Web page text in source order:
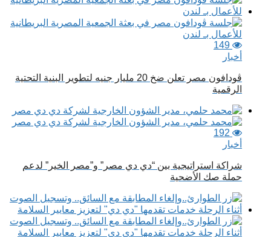
149
أخبار
ڤودافون مصر تعلن ضخ 20 مليار جنيه لتطوير البنية التحتية
الرقمية
192
أخبار
شراكة استراتيجية بين “دي دي مصر” و”مصر الخير” لدعم
حملة صك الأضحية